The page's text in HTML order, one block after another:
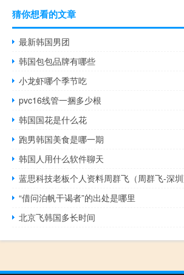
猜你想看的文章
最新韩国男团
韩国包包品牌有哪些
小龙虾哪个季节吃
pvc16线管一捆多少根
韩国国花是什么花
跑男韩国美食是哪一期
韩国人用什么软件聊天
“借问泊帆干谒者”的出处是哪里
北京飞韩国多长时间